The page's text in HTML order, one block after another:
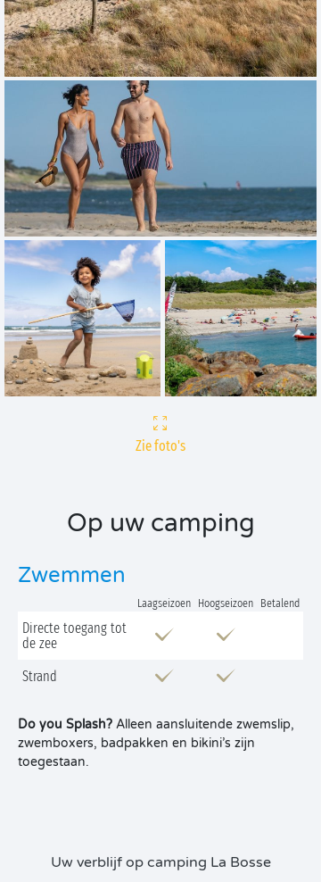
Zie foto's
Op uw camping
Zwemmen
Laagseizoen Hoogseizoen Betalend
Directe toegang tot
de zee
Strand
Do you Splash? Alleen aansluitende zwemslip,
zwemboxers, badpakken en bikini’s zijn
toegestaan.
Uw verblijf op camping La Bosse